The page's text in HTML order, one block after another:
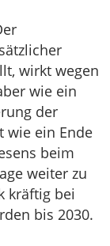
wirkt wegen
wie ein
der
wie ein Ende
beim
weiter zu
kräftig bei
bis 2030.